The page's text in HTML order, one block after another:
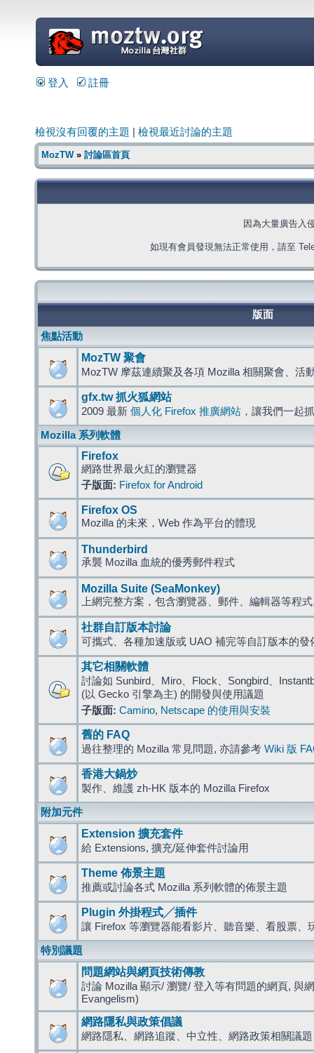
=
登入 註冊
檢視沒有回覆的主題 檢視最近討論的主題
MozTW» 討論區首頁
因為大量廣告入
如現有會員發現無法正常使用，請至
版面
焦點活動
MozTW 聚會
MozTW 摩茲連續聚及各項 Mozilla 相關聚會、活
gfx.tw 抓火狐網站
2009 最新 個人化 Firefox 推廣網站 ，讓我們一起
Mozilla 系列軟體
Firefox
網路世界最火紅的瀏覽器
子版面: Firefox for Android
Firefox OS
Mozilla 的未來，Web 作為平台的體現
Thunderbird
承襲 Mozilla 血統的優秀郵件程式
Mozilla Suite (SeaMonkey)
上網完整方案，包含瀏覽器、郵件、編輯器等程
社群自訂版本討論
可攜式、各種加速版或 UAO 補完等自訂版本的發
其它相關軟體
討論如 Sunbird、Miro、Flock、Songbird、
(以 Gecko 引擎為主) 的開發與使用議題
子版面: Camino, Netscape 的使用與安裝
舊的 FAQ
過往整理的 Mozilla 常見問題, 亦請參考 Wiki 版
香港大鍋炒
製作、維護 zh-HK 版本的 Mozilla Firefox
附加元件
Extension 擴充套件
給 Extensions, 擴充/延伸套件討論用
Theme 佈景主題
推薦或討論各式 Mozilla 系列軟體的佈景主題
Plugin 外掛程式╱插件
讓 Firefox 等瀏覽器能看影片、聽音樂、看股票、
特別議題
問題網站與網頁技術傳教
討論 Mozilla 顯示/ 瀏覽/ 登入等有問題的網頁, 與
Evangelism)
網路隱私與政策倡議
網路隱私、網路追蹤、中立性、網路政策相關議題